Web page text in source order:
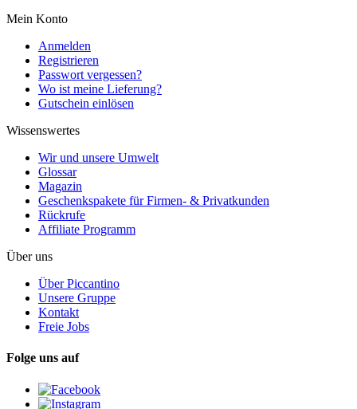
Mein Konto
Anmelden
Registrieren
Passwort vergessen?
Wo ist meine Lieferung?
Gutschein einlösen
Wissenswertes
Wir und unsere Umwelt
Glossar
Magazin
Geschenkspakete für Firmen- & Privatkunden
Rückrufe
Affiliate Programm
Über uns
Über Piccantino
Unsere Gruppe
Kontakt
Freie Jobs
Folge uns auf